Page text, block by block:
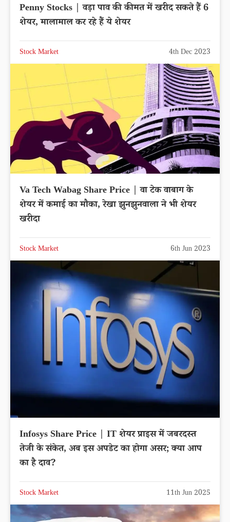
Penny Stocks | वड़ा पाव की कीमत में खरीद सकते हैं 6
शेयर, मालामाल कर रहे हैं ये शेयर
Stock Market 4th Dec 2023
Va Tech Wabag Share Price | वा टेक वाबाग के
शेयर में कमाई का मौका, रेखा झुनझुनवाला ने भी शेयर
खरीदा
Stock Market 6th Jun 2023
Infosys Share Price | IT शेयर प्राइस में जबरदस्त
तेजी के संकेत, अब इस अपडेट का होगा असर; क्या आप
का है दाव?
Stock Market 11th Jun 2025